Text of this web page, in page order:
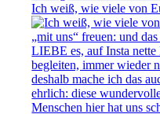
Ich weiß, wie viele von